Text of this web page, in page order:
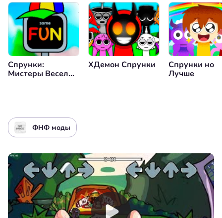
Спрунки:
Мистеры Веселые
XДемон Спрунки
Спрунки но
Лучше
ФНФ моды